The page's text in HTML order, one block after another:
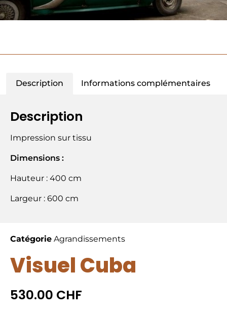
Description Informations complémentaires
Description
Impression sur tissu
Dimensions :
Hauteur : 400 cm
Largeur : 600 cm
Catégorie Agrandissements
Visuel Cuba
530.00 CHF